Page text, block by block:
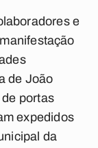
e
de João
portas
expedidos
da